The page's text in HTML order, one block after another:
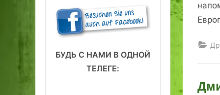
БУДЬ С НАМИ В ОДНОЙ
ТЕЛЕГЕ: